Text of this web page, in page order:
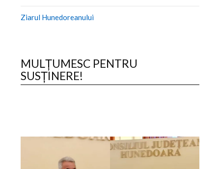
Ziarul Hunedoreanului
MULȚUMESC PENTRU
SUSȚINERE!